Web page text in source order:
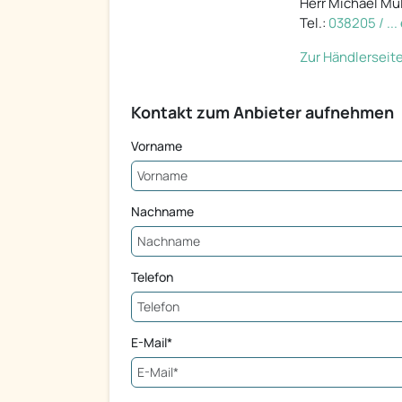
Tel.: 038205 /
Zur Händlerseite
Kontakt zum Anbieter aufnehmen
Vorname
Nachname
Telefon
E-Mail*